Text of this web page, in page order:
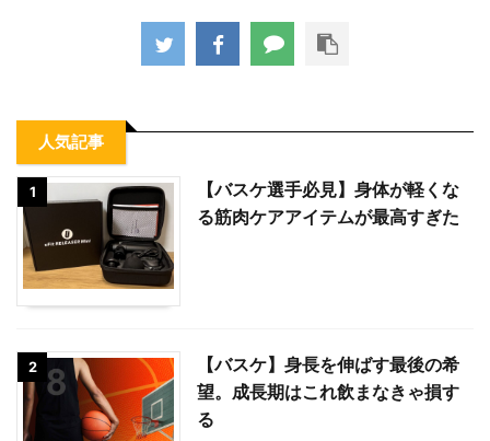
人気記事
1
【バスケ選手必見】身体が軽くな
る筋肉ケアアイテムが最高すぎた
2
【バスケ】身長を伸ばす最後の希
望。成長期はこれ飲まなきゃ損す
る